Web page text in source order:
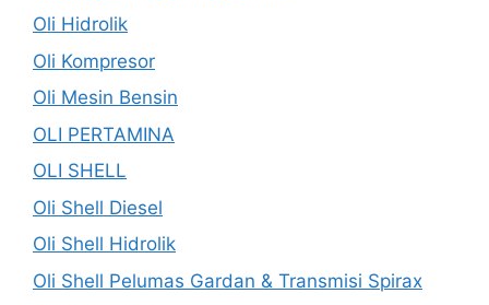
Oli Hidrolik
Oli Kompresor
Oli Mesin Bensin
OLI PERTAMINA
OLI SHELL
Oli Shell Diesel
Oli Shell Hidrolik
Oli Shell Pelumas Gardan & Transmisi Spirax